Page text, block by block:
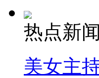
热点新闻
美女主